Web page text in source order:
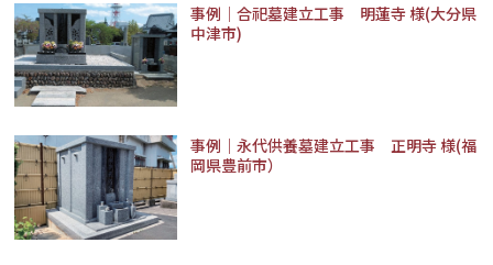
事例│合祀墓建立工事 明蓮寺 様(大分県
中津市)
事例｜永代供養墓建立工事 正明寺 様(福
岡県豊前市）